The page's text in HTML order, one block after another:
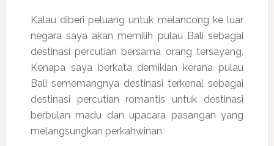
Kalau diberi peluang untuk melancong ke luar
negara saya akan memilih pulau Bali sebagai
destinasi percutian bersama orang tersayang.
Kenapa saya berkata demikian kerana pulau
Bali sememangnya destinasi terkenal sebagai
destinasi percutian romantis untuk destinasi
berbulan madu dan upacara pasangan yang
melangsungkan perkahwinan.